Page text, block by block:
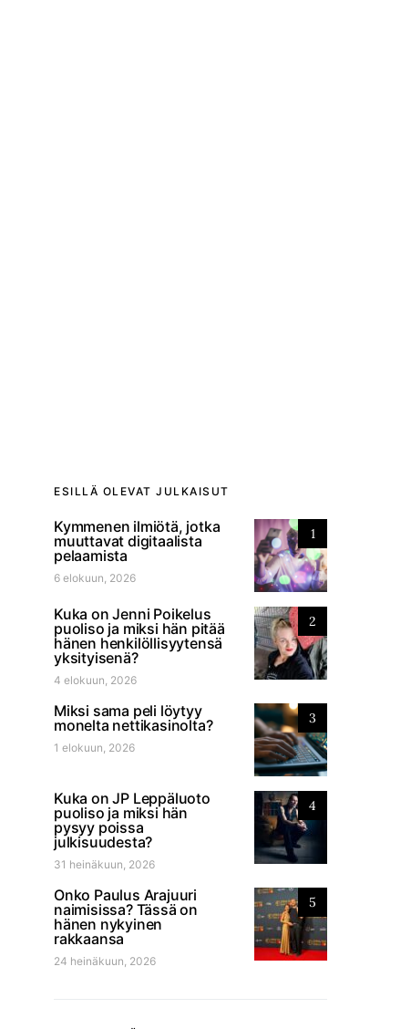
ESILLÄ OLEVAT JULKAISUT
1
Kymmenen ilmiötä, jotka
muuttavat digitaalista
pelaamista
6 elokuun, 2026
2
Kuka on Jenni Poikelus
puoliso ja miksi hän pitää
hänen henkilöllisyytensä
yksityisenä?
4 elokuun, 2026
3
Miksi sama peli löytyy
monelta nettikasinolta?
1 elokuun, 2026
4
Kuka on JP Leppäluoto
puoliso ja miksi hän
pysyy poissa
julkisuudesta?
31 heinäkuun, 2026
5
Onko Paulus Arajuuri
naimisissa? Tässä on
hänen nykyinen
rakkaansa
24 heinäkuun, 2026